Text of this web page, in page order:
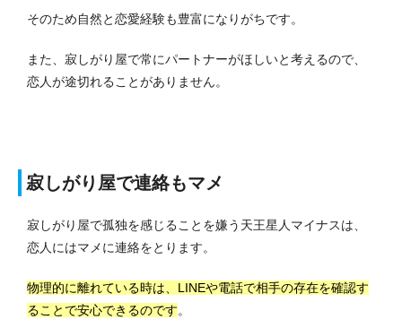
そのため自然と恋愛経験も豊富になりがちです。
また、寂しがり屋で常にパートナーがほしいと考えるので、
恋人が途切れることがありません。
寂しがり屋で連絡もマメ
寂しがり屋で孤独を感じることを嫌う天王星人マイナスは、
恋人にはマメに連絡をとります。
物理的に離れている時は、LINEや電話で相手の存在を確認す
ることで安心できるのです。